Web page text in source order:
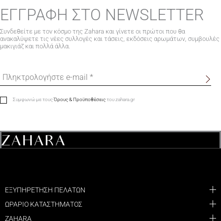
ΕΓΓΡΑΦΗ ΣΤΟ NEWSLETTER
Συνδεθείτε με τον κόσμο της Zahara και γίνετε οι πρώτοι που θα
ανακαλύψετε τις νέες συλλογές και τάσεις, εκδόσεις αρωμάτων, συμβουλές
μακιγιάζ και πολλά άλλα.
Συμφωνώ με τουςΌρους & Προϋποθέσειςτου zahara.gr
ΕΞΥΠΗΡΕΤΗΣΗ ΠΕΛΑΤΩΝ
ΩΡΑΡΙΟ ΚΑΤΑΣΤΗΜΑΤΟΣ
ZAHARA